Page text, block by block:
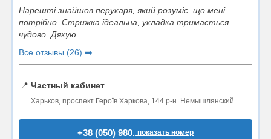
Нарешті знайшов перукаря, який розуміє, що мені
потрібно. Стрижка ідеальна, укладка тримається
чудово. Дякую.
Все отзывы (26) ➡️
📍 Частный кабинет
Харьков, проспект Героїв Харкова, 144 р-н. Немышлянский
+38 (050) 980..показать номер